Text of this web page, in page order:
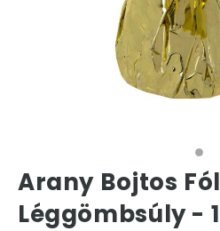
Arany Bojtos
Léggömbsúly -